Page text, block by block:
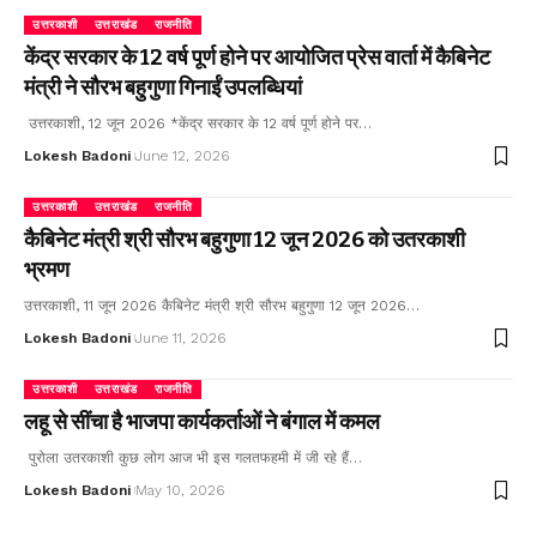
उत्तरकाशी उत्तराखंड राजनीति
केंद्र सरकार के 12 वर्ष पूर्ण होने पर आयोजित प्रेस वार्ता में कैबिनेट
मंत्री ने सौरभ बहुगुणा गिनाईं उपलब्धियां
उत्तरकाशी, 12 जून 2026 *केंद्र सरकार के 12 वर्ष पूर्ण होने पर…
Lokesh Badoni June 12, 2026
उत्तरकाशी उत्तराखंड राजनीति
कैबिनेट मंत्री श्री सौरभ बहुगुणा 12 जून 2026 को उतरकाशी
भ्रमण
उत्तरकाशी, 11 जून 2026 कैबिनेट मंत्री श्री सौरभ बहुगुणा 12 जून 2026…
Lokesh Badoni June 11, 2026
उत्तरकाशी उत्तराखंड राजनीति
लहू से सींचा है भाजपा कार्यकर्ताओं ने बंगाल में कमल
पुरोला उतरकाशी कुछ लोग आज भी इस गलतफहमी में जी रहे हैं…
Lokesh Badoni May 10, 2026